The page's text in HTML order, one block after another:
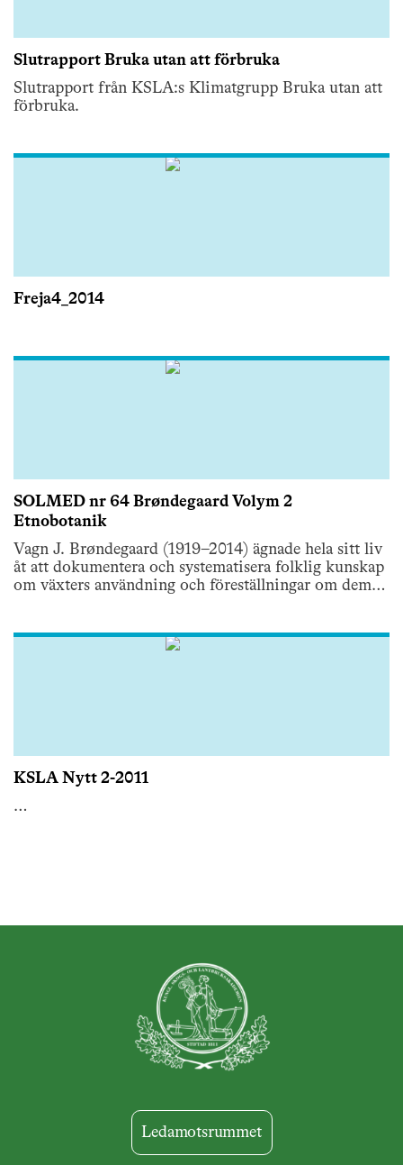
Slutrapport Bruka utan att förbruka
Slutrapport från KSLA:s Klimatgrupp Bruka utan att
förbruka.
Freja4_2014
SOLMED nr 64 Brøndegaard Volym 2
Etnobotanik
Vagn J. Brøndegaard (1919–2014) ägnade hela sitt liv
åt att dokumentera och systematisera folklig kunskap
om växters användning och föreställningar om dem. I
KSLA Nytt 2-2011
…
Ledamotsrummet